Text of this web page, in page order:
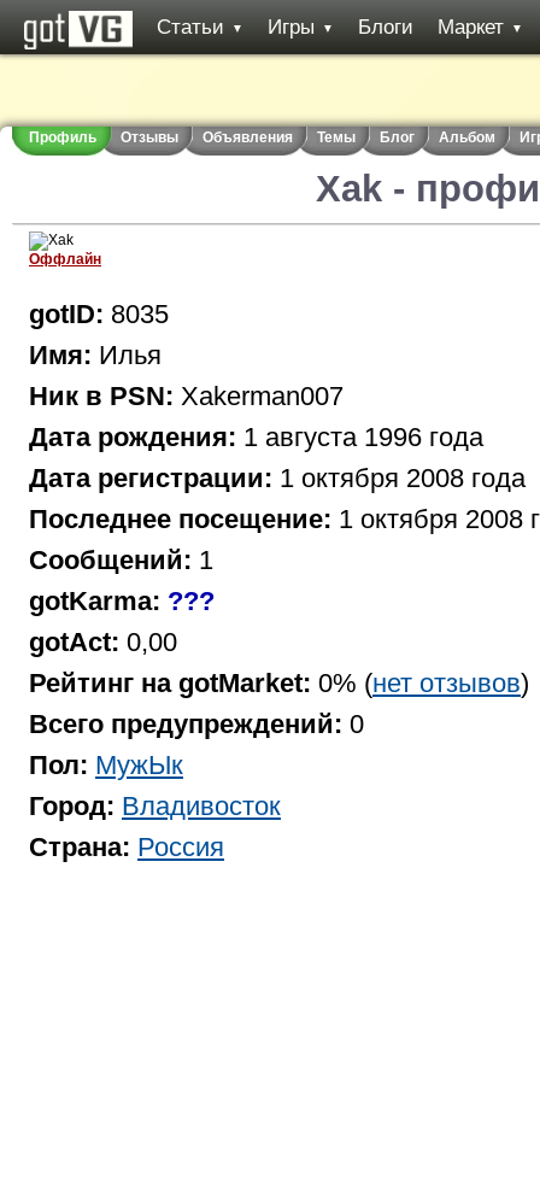
Статьи ▼ Игры ▼ Блоги Маркет ▼
Профиль Отзывы Объявления Темы Блог Альбом
Xak -
Оффлайн
gotID: 8035
Имя: Илья
Ник в PSN: Xakerman007
Дата рождения: 1 августа 1996 года
Дата регистрации: 1 октября 2008 года
Последнее посещение: 1 октября 2008
Сообщений: 1
gotKarma: ???
gotAct: 0,00
Рейтинг на gotMarket: 0% (нет отзывов)
Всего предупреждений: 0
Пол: МужЫк
Город: Владивосток
Страна: Россия